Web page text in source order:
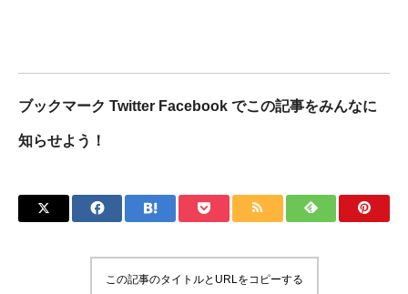
ブックマーク Twitter Facebook でこの記事をみんなに
知らせよう！
この記事のタイトルとURLをコピーする